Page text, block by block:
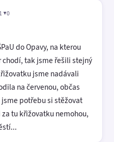
▼0
do Opavy, na kterou
tak jsme řešili stejný
jsme nadávali
na červenou, občas
potřebu si stěžovat
za tu křižovatku nemohou,